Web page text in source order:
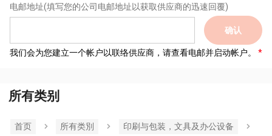
电邮地址(填写您的公司电邮地址以获取供应商的迅速回覆)
确认
我们会为您建立一个帐户以联络供应商，请查看电邮并启动帐户。
所有类别
首页 所有类別
印刷与包装，文具及办公设备